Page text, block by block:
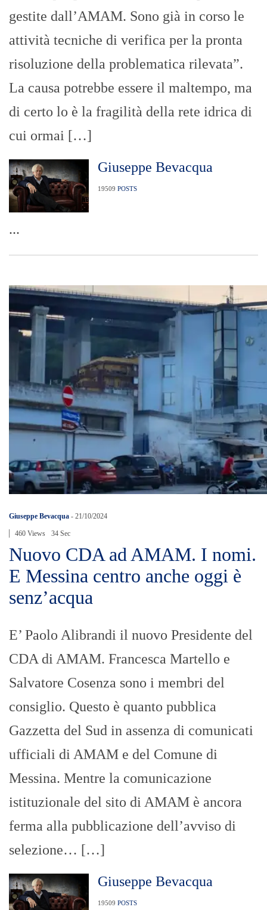
gestite dall’AMAM. Sono già in corso le
attività tecniche di verifica per la pronta
risoluzione della problematica rilevata”.
La causa potrebbe essere il maltempo, ma
di certo lo è la fragilità della rete idrica di
cui ormai […]
Giuseppe Bevacqua
19509 POSTS
...
Giuseppe Bevacqua - 21/10/2024
460 Views 34 Sec
Nuovo CDA ad AMAM. I nomi.
E Messina centro anche oggi è
senz’acqua
E’ Paolo Alibrandi il nuovo Presidente del
CDA di AMAM. Francesca Martello e
Salvatore Cosenza sono i membri del
consiglio. Questo è quanto pubblica
Gazzetta del Sud in assenza di comunicati
ufficiali di AMAM e del Comune di
Messina. Mentre la comunicazione
istituzionale del sito di AMAM è ancora
ferma alla pubblicazione dell’avviso di
selezione… […]
Giuseppe Bevacqua
19509 POSTS